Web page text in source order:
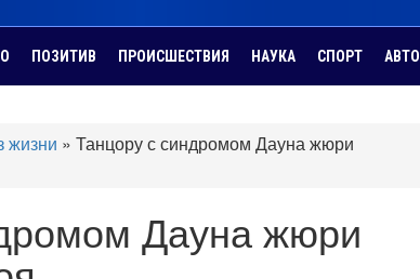
ПОЗИТИВ ПРОИСШЕСТВИЯ НАУКА СПОРТ АВТО
жизни » Танцору с синдромом Дауна жюри
Дауна жюри